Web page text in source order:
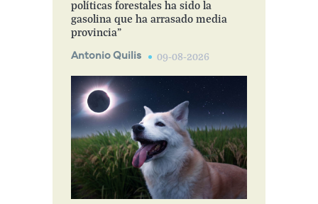
políticas forestales ha sido la
gasolina que ha arrasado media
provincia”
Antonio Quilis 09-08-2026